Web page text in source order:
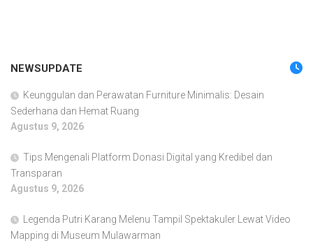
NEWSUPDATE
Keunggulan dan Perawatan Furniture Minimalis: Desain
Sederhana dan Hemat Ruang
Agustus 9, 2026
Tips Mengenali Platform Donasi Digital yang Kredibel dan
Transparan
Agustus 9, 2026
Legenda Putri Karang Melenu Tampil Spektakuler Lewat Video
Mapping di Museum Mulawarman